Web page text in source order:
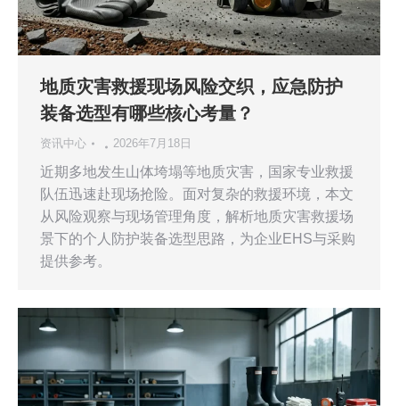
地质灾害救援现场风险交织，应急防护
装备选型有哪些核心考量？
资讯中心 2026年7月18日
近期多地发生山体垮塌等地质灾害，国家专业救援
队伍迅速赴现场抢险。面对复杂的救援环境，本文
从风险观察与现场管理角度，解析地质灾害救援场
景下的个人防护装备选型思路，为企业EHS与采购
提供参考。